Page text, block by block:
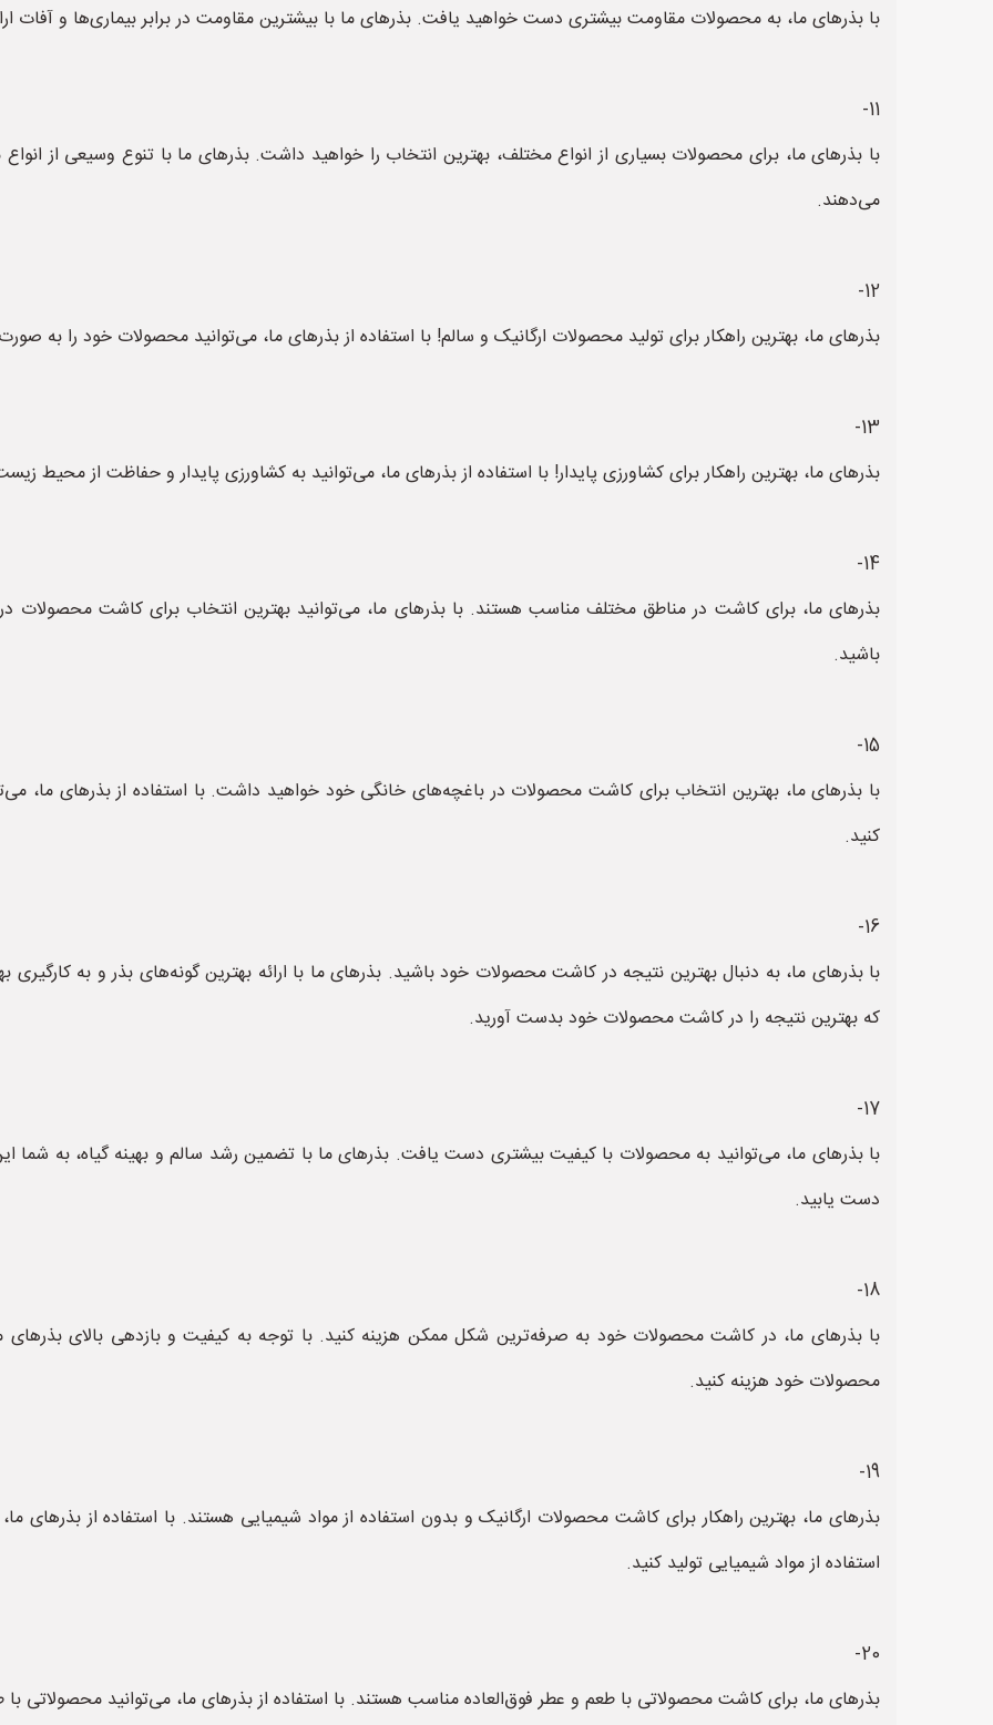
با بذرهای ما، به محصولات مقاومت بیشتری دست خواهید یافت. بذرهای ما با بیشترین مقاومت در برابر بیماری‌ها و آفات
11-
با بذرهای ما، برای محصولات بسیاری از انواع مختلف، بهترین انتخاب را خواهید داشت. بذرهای ما با تنوع وسیعی از
می‌دهند.
12-
بذرهای ما، بهترین راهکار برای تولید محصولات ارگانیک و سالم! با استفاده از بذرهای ما، می‌توانید محصولات خود را به
13-
بذرهای ما، بهترین راهکار برای کشاورزی پایدار! با استفاده از بذرهای ما، می‌توانید به کشاورزی پایدار و حفاظت از محیط
14-
بذرهای ما، برای کاشت در مناطق مختلف مناسب هستند. با بذرهای ما، می‌توانید بهترین انتخاب برای کاشت محصولات
باشید.
15-
با بذرهای ما، بهترین انتخاب برای کاشت محصولات در باغچه‌های خانگی خود خواهید داشت. با استفاده از بذرهای ما،
کنید.
16-
با بذرهای ما، به دنبال بهترین نتیجه در کاشت محصولات خود باشید. بذرهای ما با ارائه بهترین گونه‌های بذر و به
که بهترین نتیجه را در کاشت محصولات خود بدست آورید.
17-
با بذرهای ما، می‌توانید به محصولات با کیفیت بیشتری دست یافت. بذرهای ما با تضمین رشد سالم و بهینه گیاه، به شما
دست یابید.
18-
با بذرهای ما، در کاشت محصولات خود به صرفه‌ترین شکل ممکن هزینه کنید. با توجه به کیفیت و بازدهی بالای
محصولات خود هزینه کنید.
19-
بذرهای ما، بهترین راهکار برای کاشت محصولات ارگانیک و بدون استفاده از مواد شیمیایی هستند. با استفاده از بذرهای
استفاده از مواد شیمیایی تولید کنید.
20-
بذرهای ما، برای کاشت محصولاتی با طعم و عطر فوق‌العاده مناسب هستند. با استفاده از بذرهای ما، می‌توانید محصولاتی با